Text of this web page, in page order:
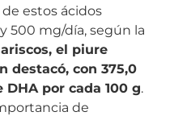
estos ácidos
500 mg/día, según la
el piure
destacó, con 375,0
DHA por cada 100 g.
de